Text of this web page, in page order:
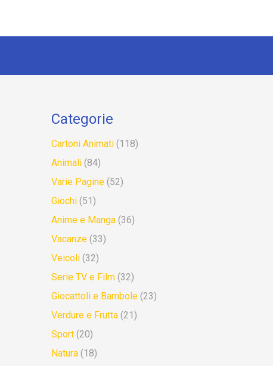
Categorie
Cartoni Animati (118)
Animali (84)
Varie Pagine (52)
Giochi (51)
Anime e Manga (36)
Vacanze (33)
Veicoli (32)
Serie TV e Film (32)
Giocattoli e Bambole (23)
Verdure e Frutta (21)
Sport (20)
Natura (18)